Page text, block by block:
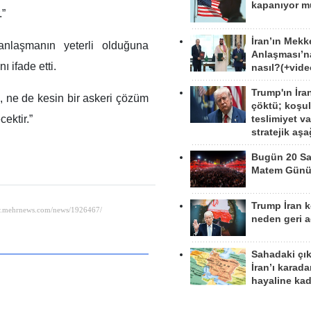
yeterli olduğuna
ifade etti.
ne de kesin bir askeri çözüm
kapanıyor
İran’ın
Trump'ın
çöktü;
teslimiyet
stratejik
Bugün 20
Matem Günü
Trump İran
neden geri
Sahadaki
İran’ı
hayaline